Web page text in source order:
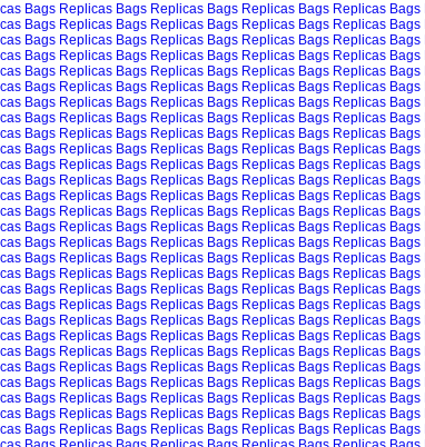
Bags Replicas Bags Replicas Bags Replicas Bags Replicas Bags
Bags Replicas Bags Replicas Bags Replicas Bags Replicas Bags
Bags Replicas Bags Replicas Bags Replicas Bags Replicas Bags
Bags Replicas Bags Replicas Bags Replicas Bags Replicas Bags
Bags Replicas Bags Replicas Bags Replicas Bags Replicas Bags
Bags Replicas Bags Replicas Bags Replicas Bags Replicas Bags
Bags Replicas Bags Replicas Bags Replicas Bags Replicas Bags
Bags Replicas Bags Replicas Bags Replicas Bags Replicas Bags
Bags Replicas Bags Replicas Bags Replicas Bags Replicas Bags
Bags Replicas Bags Replicas Bags Replicas Bags Replicas Bags
Bags Replicas Bags Replicas Bags Replicas Bags Replicas Bags
Bags Replicas Bags Replicas Bags Replicas Bags Replicas Bags
Bags Replicas Bags Replicas Bags Replicas Bags Replicas Bags
Bags Replicas Bags Replicas Bags Replicas Bags Replicas Bags
Bags Replicas Bags Replicas Bags Replicas Bags Replicas Bags
Bags Replicas Bags Replicas Bags Replicas Bags Replicas Bags
Bags Replicas Bags Replicas Bags Replicas Bags Replicas Bags
Bags Replicas Bags Replicas Bags Replicas Bags Replicas Bags
Bags Replicas Bags Replicas Bags Replicas Bags Replicas Bags
Bags Replicas Bags Replicas Bags Replicas Bags Replicas Bags
Bags Replicas Bags Replicas Bags Replicas Bags Replicas Bags
Bags Replicas Bags Replicas Bags Replicas Bags Replicas Bags
Bags Replicas Bags Replicas Bags Replicas Bags Replicas Bags
Bags Replicas Bags Replicas Bags Replicas Bags Replicas Bags
Bags Replicas Bags Replicas Bags Replicas Bags Replicas Bags
Bags Replicas Bags Replicas Bags Replicas Bags Replicas Bags
Bags Replicas Bags Replicas Bags Replicas Bags Replicas Bags
Bags Replicas Bags Replicas Bags Replicas Bags Replicas Bags